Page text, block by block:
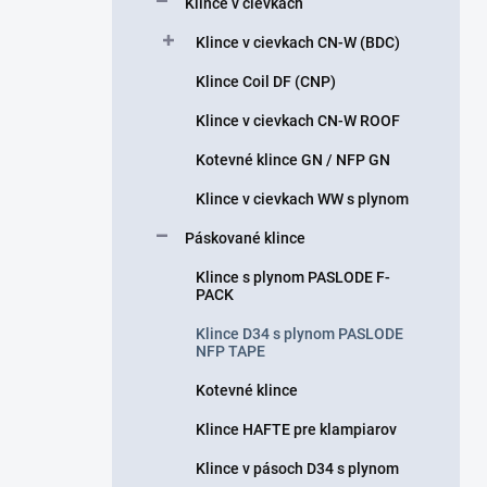
Klince v cievkach CN-W (BDC)
Klince Coil DF (CNP)
Klince v cievkach CN-W ROOF
Kotevné klince GN / NFP GN
Klince v cievkach WW s plynom
Páskované klince
Klince s plynom PASLODE F-
PACK
Klince D34 s plynom PASLODE
NFP TAPE
Kotevné klince
Klince HAFTE pre klampiarov
Klince v pásoch D34 s plynom